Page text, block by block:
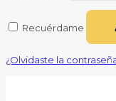
Recuérdame
¿Olvidaste la